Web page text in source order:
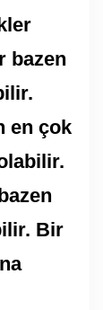
bazen
en çok
Bir